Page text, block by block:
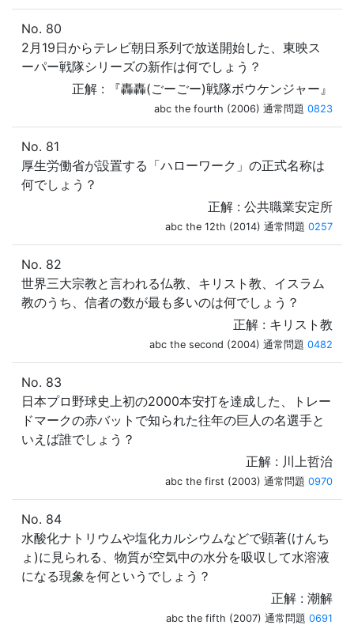
No. 80
2月19日からテレビ朝日系列で放送開始した、東映ス
ーパー戦隊シリーズの新作は何でしょう？
正解 : 『轟轟(ごーごー)戦隊ボウケンジャー』
abc the fourth (2006) 通常問題 0823
No. 81
厚生労働省が設置する「ハローワーク」の正式名称は
何でしょう？
正解 : 公共職業安定所
abc the 12th (2014) 通常問題 0257
No. 82
世界三大宗教と言われる仏教、キリスト教、イスラム
教のうち、信者の数が最も多いのは何でしょう？
正解 : キリスト教
abc the second (2004) 通常問題 0482
No. 83
日本プロ野球史上初の2000本安打を達成した、トレー
ドマークの赤バットで知られた往年の巨人の名選手と
いえば誰でしょう？
正解 : 川上哲治
abc the first (2003) 通常問題 0970
No. 84
水酸化ナトリウムや塩化カルシウムなどで顕著(けんち
ょ)に見られる、物質が空気中の水分を吸収して水溶液
になる現象を何というでしょう？
正解 : 潮解
abc the fifth (2007) 通常問題 0691